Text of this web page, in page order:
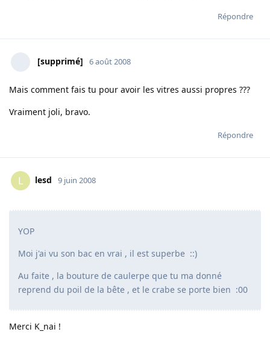
Répondre
[supprimé] 6 août 2008
Mais comment fais tu pour avoir les vitres aussi propres ???
Vraiment joli, bravo.
Répondre
L lesd 9 juin 2008
YOP
Moi j'ai vu son bac en vrai , il est superbe ::)
Au faite , la bouture de caulerpe que tu ma donné
reprend du poil de la bête , et le crabe se porte bien :00
Merci K_nai !